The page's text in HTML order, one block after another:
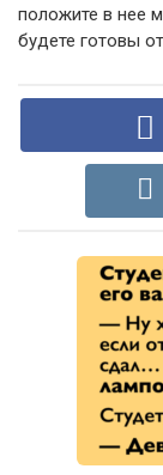
положите в нее
будете готовы